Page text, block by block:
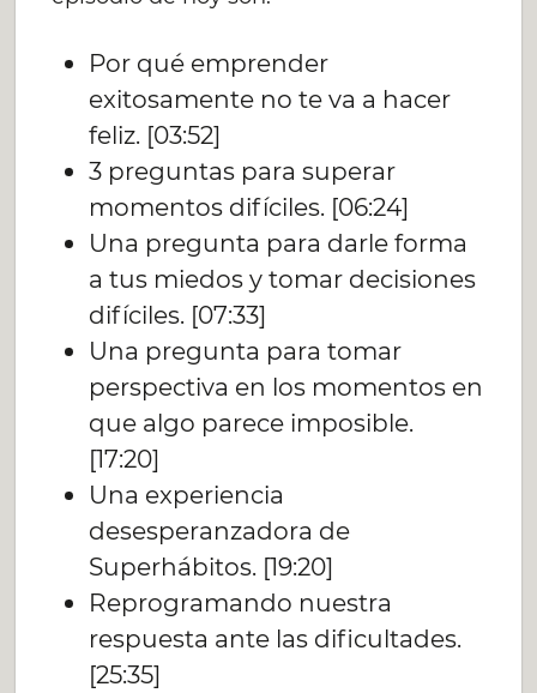
Por qué emprender
exitosamente no te va a hacer
feliz. [03:52]
3 preguntas para superar
momentos difíciles. [06:24]
Una pregunta para darle forma
a tus miedos y tomar decisiones
difíciles. [07:33]
Una pregunta para tomar
perspectiva en los momentos en
que algo parece imposible.
[17:20]
Una experiencia
desesperanzadora de
Superhábitos. [19:20]
Reprogramando nuestra
respuesta ante las dificultades.
[25:35]